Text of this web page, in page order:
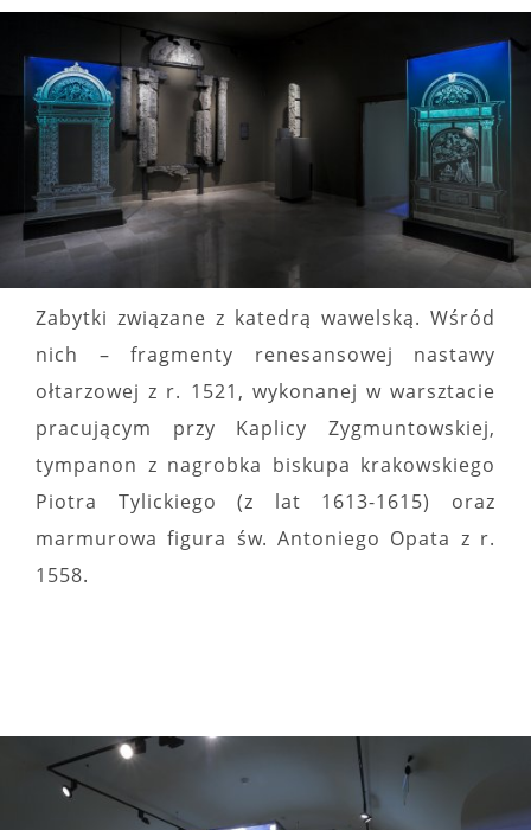
Zabytki związane z katedrą wawelską. Wśród
nich – fragmenty renesansowej nastawy
ołtarzowej z r. 1521, wykonanej w warsztacie
pracującym przy Kaplicy Zygmuntowskiej,
tympanon z nagrobka biskupa krakowskiego
Piotra Tylickiego (z lat 1613-1615) oraz
marmurowa figura św. Antoniego Opata z r.
1558.